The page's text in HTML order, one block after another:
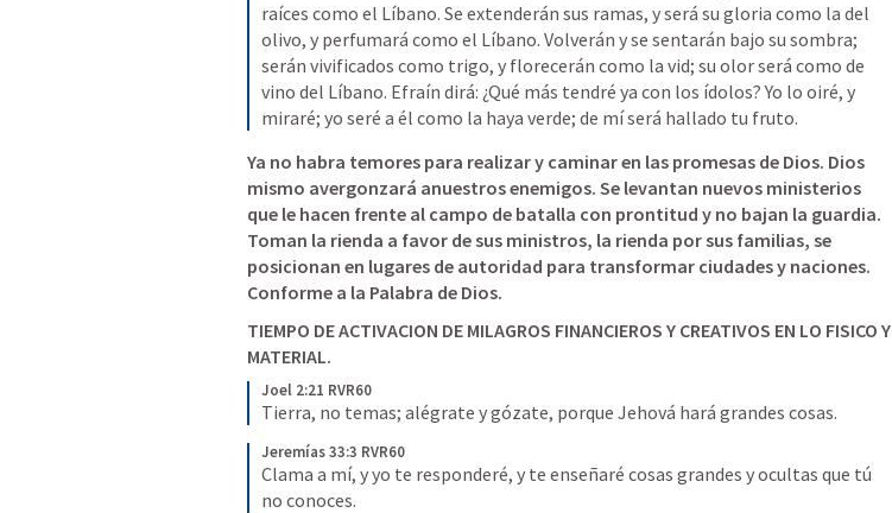
raíces como el Líbano. Se extenderán sus ramas, y será su gloria como la del
olivo, y perfumará como el Líbano. Volverán y se sentarán bajo su sombra;
serán vivificados como trigo, y florecerán como la vid; su olor será como de
vino del Líbano. Efraín dirá: ¿Qué más tendré ya con los ídolos? Yo lo oiré, y
miraré; yo seré a él como la haya verde; de mí será hallado tu fruto.
Ya no habra temores para realizar y caminar en las promesas de Dios. Dios
mismo avergonzará anuestros enemigos. Se levantan nuevos ministerios
Toman la rienda a favor de sus ministros, la rienda por sus familias, se
posicionan en lugares de autoridad para transformar ciudades y naciones.
Conforme a la Palabra de Dios.
TIEMPO DE ACTIVACION DE MILAGROS FINANCIEROS Y CREATIVOS EN LO FISICO Y
MATERIAL.
Joel 2:21 RVR60
Tierra, no temas; alégrate y gózate, porque Jehová hará grandes cosas.
Jeremías 33:3 RVR60
Clama a mí, y yo te responderé, y te enseñaré cosas grandes y ocultas que tú
no conoces.